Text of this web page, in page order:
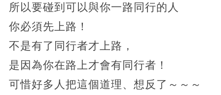
所以要碰到可以與你一路同行的人
你必須先上路！
不是有了同行者才上路，
是因為你在路上才會有同行者！
可惜好多人把這個道理、想反了～～～